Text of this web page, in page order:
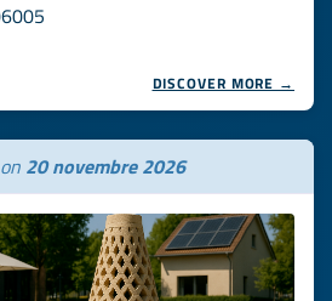
DISCOVER MORE →
20 novembre 2026